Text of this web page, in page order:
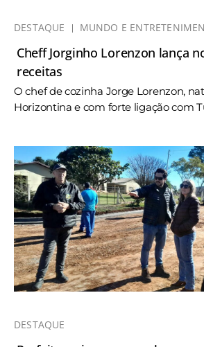
DESTAQUE MUNDO E
Cheff Jorginho Lorenzon lança
receitas
O chef de cozinha Jorge Lorenzon,
Horizontina e com forte ligação com
DESTAQUE